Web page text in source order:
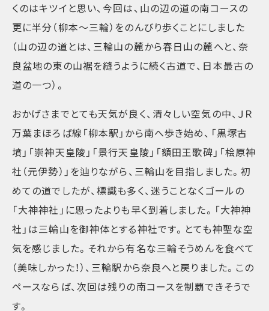
くのはキツイと思い、今回は、山の辺の道の南コースの
更に半分（柳本～三輪）をのんびり歩くことにしました
（山の辺の道とは、三輪山の麓から春日山の麓へと、奈
良盆地の東の山裾を縫うように続く古道で、日本最古の
道の一つ）。
おかげさまでとても天気が良く、清々しい空気の中、ＪＲ
万葉まほろば線「柳本駅」から南へ歩き始め、「黒塚古
墳」「崇神天皇陵」「景行天皇陵」「額田王歌碑」「桧原神
社（元伊勢）」を辿りながら、三輪山を目指しました。初
めての道でしたが、標識も多く、迷うことなくゴールの
「大神神社」に思ったよりも早く到着しました。「大神神
社」は三輪山を御神体とする神社です。とても神聖な空
気を感じました。それから有名な三輪そうめんを食べて
（美味しかった！）、三輪駅から奈良へと戻りました。この
ペースならば、次回は残りの南コースを制覇できそうで
す。